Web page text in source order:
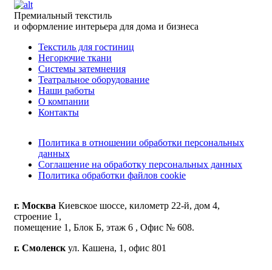
Премиальный текстиль
и оформление интерьера для дома и бизнеса
Текстиль для гостиниц
Негорючие ткани
Системы затемнения
Театральное оборудование
Наши работы
О компании
Контакты
Политика в отношении обработки персональных
данных
Соглашение на обработку персональных данных
Политика обработки файлов cookie
г. Москва Киевское шоссе, километр 22-й, дом 4,
строение 1,
помещение 1, Блок Б, этаж 6 , Офис № 608.
г. Смоленскул. Кашена, 1, офис 801